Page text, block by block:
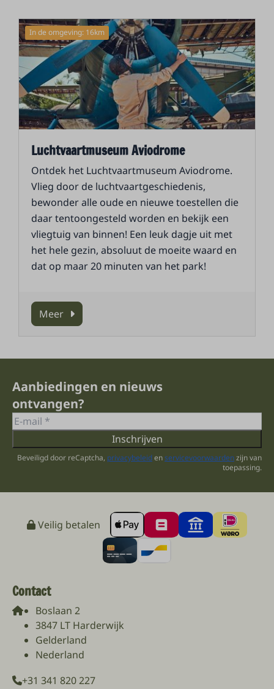
In de omgeving: 16km
Luchtvaartmuseum Aviodrome
Ontdek het Luchtvaartmuseum Aviodrome.
Vlieg door de luchtvaartgeschiedenis,
bewonder alle oude en nieuwe toestellen die
daar tentoongesteld worden en bekijk een
vliegtuig van binnen! Een leuk dagje uit met
het hele gezin, absoluut de moeite waard en
dat op maar 20 minuten van het park!
Meer
Aanbiedingen en nieuws
ontvangen?
Inschrijven
Beveiligd door reCaptcha, privacybeleidenservicevoorwaardenzijn van
toepassing.
Veilig betalen
Contact
Boslaan 2
3847 LT Harderwijk
Gelderland
Nederland
+31 341 820 227